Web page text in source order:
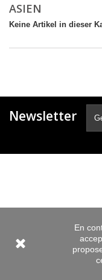
ASIEN
Keine Artikel in dieser
Newsletter
En